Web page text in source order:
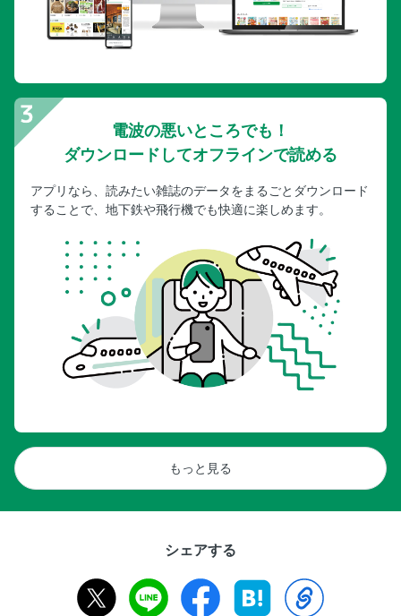
電波の悪いところでも！
ダウンロードしてオフラインで読める
アプリなら、読みたい雑誌のデータをまるごとダウンロード
することで、地下鉄や飛行機でも快適に楽しめます。
もっと見る
シェアする